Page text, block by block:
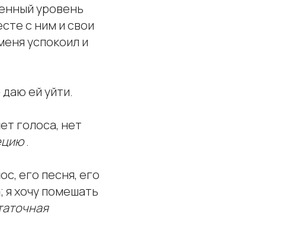
уровень
с ним и свои
успокоил и
ей уйти.
голоса, нет
.
его песня, его
я хочу помешать